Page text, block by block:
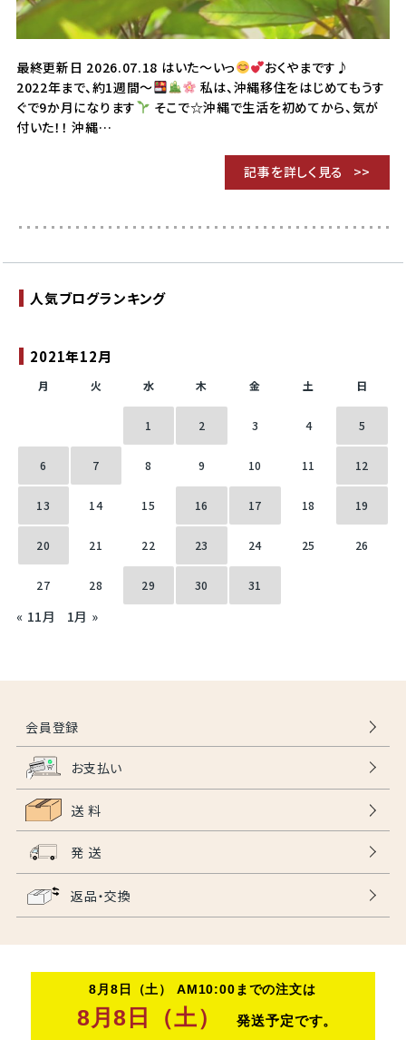
最終更新日 2026.07.18 はいた～いっ
おくやまです♪
2022年まで、約1週間～
私は、沖縄移住をはじめてもうす
ぐで9か月になります
そこで☆沖縄で生活を初めてから、気が
付いた！！ 沖縄…
記事を詳しく見る
2021年12月
月 火 水 木 金 土 日
1 2 3 4 5
6 7 8 9 10 11 12
13 14 15 16 17 18 19
20 21 22 23 24 25 26
27 28 29 30 31
« 11月 1月 »
人気ブログランキング
会員登録
お支払い
送 料
発 送
返品・交換